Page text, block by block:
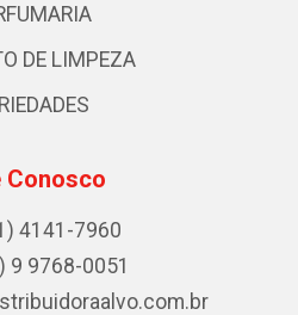
DE LIMPEZA
Conosco
4141-7960
9 9768-0051